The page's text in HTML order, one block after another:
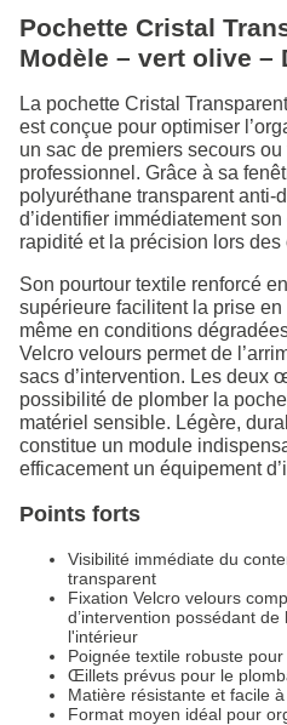
Pochette Cristal
Modèle – vert olive –
La pochette Cristal
est conçue pour optimiser
un sac de premiers secours ou
professionnel. Grâce à sa
polyuréthane transparent anti-
d’identifier immédiatement
rapidité et la précision lors des
Son pourtour textile renforcé
supérieure facilitent la prise
même en conditions
Velcro velours permet de
sacs d’intervention. Les deux
possibilité de plomber la
matériel sensible. Légère,
constitue un module
efficacement un équipement
Points forts
Visibilité immédiate du
transparent
Fixation Velcro velours
d’intervention possédant
l'intérieur
Poignée textile robuste
Œillets prévus pour le
Matière résistante et facile
Format moyen idéal pour